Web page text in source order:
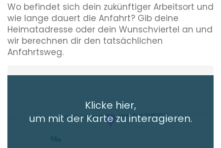
Wo befindet sich dein zukünftiger Arbeitsort und
wie lange dauert die Anfahrt? Gib deine
Heimatadresse oder dein Wunschviertel an und
wir berechnen dir den tatsächlichen
Anfahrtsweg.
Heimatadresse oder Wunschort
+ Aktuellen Standort hinzufügen
Die berechneten Anreisezeiten basieren auf den
Klicke hier,
um mit der Karte zu interagieren.